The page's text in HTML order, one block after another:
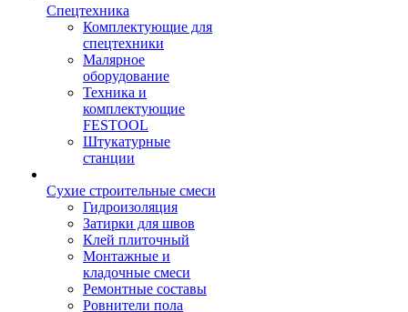
Спецтехника
Комплектующие для
спецтехники
Малярное
оборудование
Техника и
комплектующие
FESTOOL
Штукатурные
станции
Сухие строительные смеси
Гидроизоляция
Затирки для швов
Клей плиточный
Монтажные и
кладочные смеси
Ремонтные составы
Ровнители пола